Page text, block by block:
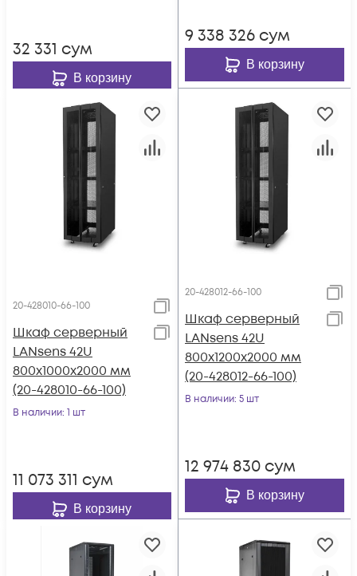
32 331 сум
В корзину
9 338 326 сум
В корзину
20-428010-66-100
Шкаф серверный
LANsens 42U
800x1000x2000 мм
(20-428010-66-100)
В наличии: 1 шт
11 073 311 сум
В корзину
20-428012-66-100
Шкаф серверный
LANsens 42U
800x1200x2000 мм
(20-428012-66-100)
В наличии: 5 шт
12 974 830 сум
В корзину